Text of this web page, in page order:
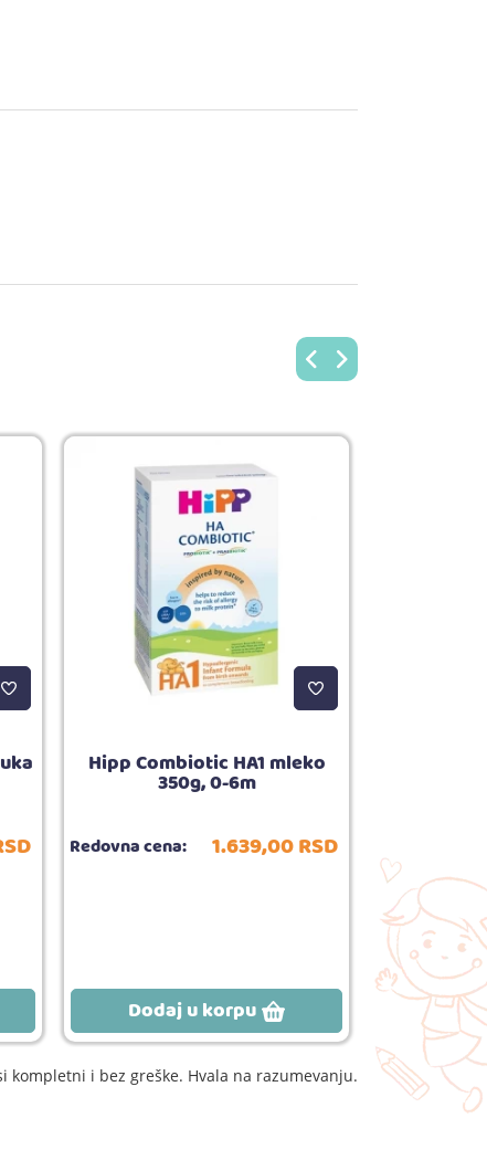
Hipp Combiotic HA1 mleko
350g, 0-6m
Redovna cena: 1.639,00RSD
Dodaj u korpu
i bez greške. Hvala na razumevanju.